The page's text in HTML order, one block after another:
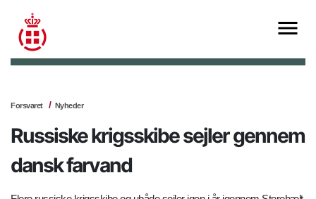
Forsvaret Nyheder
Russiske krigsskibe sejler gennem
dansk farvand